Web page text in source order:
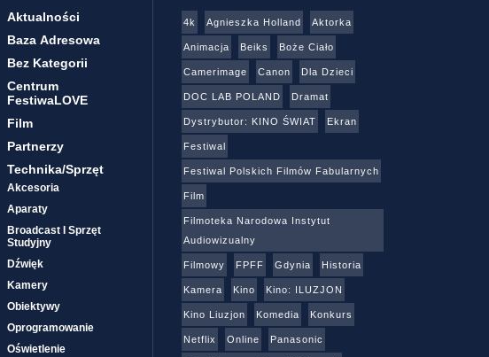
Aktualności
Baza Adresowa
Bez Kategorii
Centrum
FestiwaLOVE
Film
Partnerzy
Technika/sprzęt
Akcesoria
Aparaty
Broadcast I Sprzęt
Studyjny
Dźwięk
Kamery
Obiektywy
Oprogramowanie
Oświetlenie
4k Agnieszka Holland Aktorka
Animacja Beiks Boże Ciało
Camerimage Canon Dla Dzieci
DOC LAB POLAND Dramat
Dystrybutor: KINO ŚWIAT Ekran
Festiwal
Festiwal Polskich Filmów Fabularnych
Film
Filmoteka Narodowa Instytut
Audiowizualny
Filmowy FPFF Gdynia Historia
Kamera Kino Kino: ILUZJON
Kino Liuzjon Komedia Konkurs
Netflix Online Panasonic